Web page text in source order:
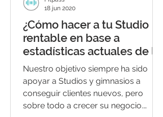
¿Cómo hacer a tu Studio
rentable en base a
estadísticas actuales de la
industria?
Nuestro objetivo siempre ha sido
apoyar a Studios y gimnasios a
conseguir clientes nuevos, pero
sobre todo a crecer su negocio.
18 jun 2020